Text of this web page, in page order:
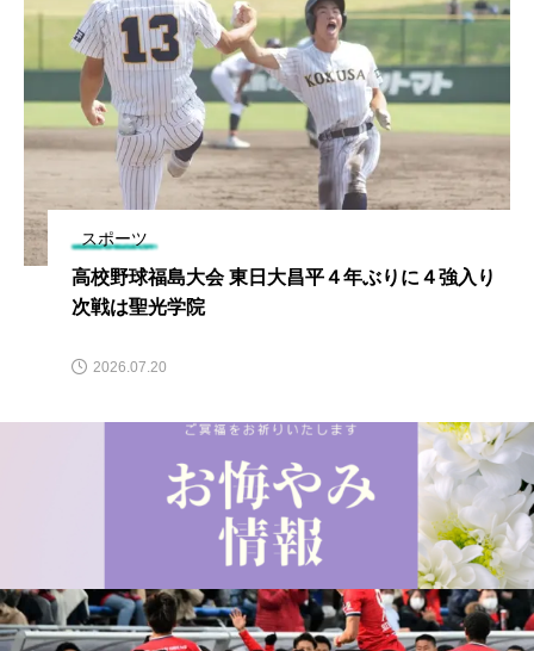
スポーツ
高校野球福島大会 東日大昌平４年ぶりに４強入り
次戦は聖光学院
2026.07.20